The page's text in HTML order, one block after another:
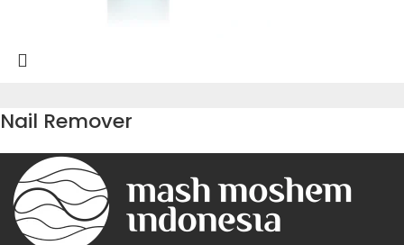
Nail Remover